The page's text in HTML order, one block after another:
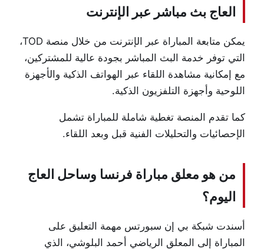
العاج بث مباشر عبر الإنترنت
يمكن متابعة المباراة عبر الإنترنت من خلال منصة TOD،
التي توفر خدمة البث المباشر بجودة عالية للمشتركين،
مع إمكانية مشاهدة اللقاء عبر الهواتف الذكية والأجهزة
اللوحية وأجهزة التلفزيون الذكية.
كما تقدم المنصة تغطية شاملة للمباراة تشمل
الإحصائيات والتحليلات الفنية قبل وبعد اللقاء.
من هو معلق مباراة فرنسا وساحل العاج
اليوم؟
أسندت شبكة بي إن سبورتس مهمة التعليق على
المباراة إلى المعلق الرياضي أحمد البلوشي، الذي